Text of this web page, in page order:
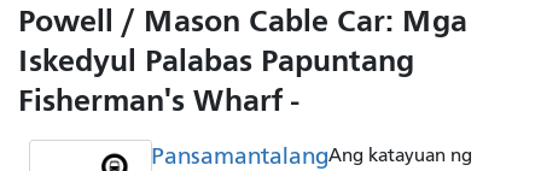
Powell / Mason Cable Car: Mga
Iskedyul Palabas Papuntang
Fisherman's Wharf -
PansamantalangAng katayuan ng